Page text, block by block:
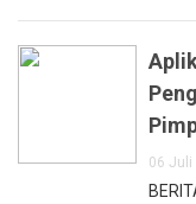
06 Juli